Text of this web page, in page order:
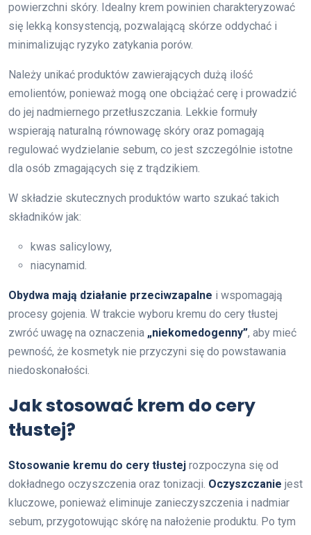
powierzchni skóry. Idealny krem powinien charakteryzować
się lekką konsystencją, pozwalającą skórze oddychać i
minimalizując ryzyko zatykania porów.
Należy unikać produktów zawierających dużą ilość
emolientów, ponieważ mogą one obciążać cerę i prowadzić
do jej nadmiernego przetłuszczania. Lekkie formuły
wspierają naturalną równowagę skóry oraz pomagają
regulować wydzielanie sebum, co jest szczególnie istotne
dla osób zmagających się z trądzikiem.
W składzie skutecznych produktów warto szukać takich
składników jak:
kwas salicylowy,
niacynamid.
Obydwa mają działanie przeciwzapalne i wspomagają
procesy gojenia. W trakcie wyboru kremu do cery tłustej
zwróć uwagę na oznaczenia „niekomedogenny”, aby mieć
pewność, że kosmetyk nie przyczyni się do powstawania
niedoskonałości.
Jak stosować krem do cery
tłustej?
Stosowanie kremu do cery tłustej rozpoczyna się od
dokładnego oczyszczenia oraz tonizacji. Oczyszczanie jest
kluczowe, ponieważ eliminuje zanieczyszczenia i nadmiar
sebum, przygotowując skórę na nałożenie produktu. Po tym